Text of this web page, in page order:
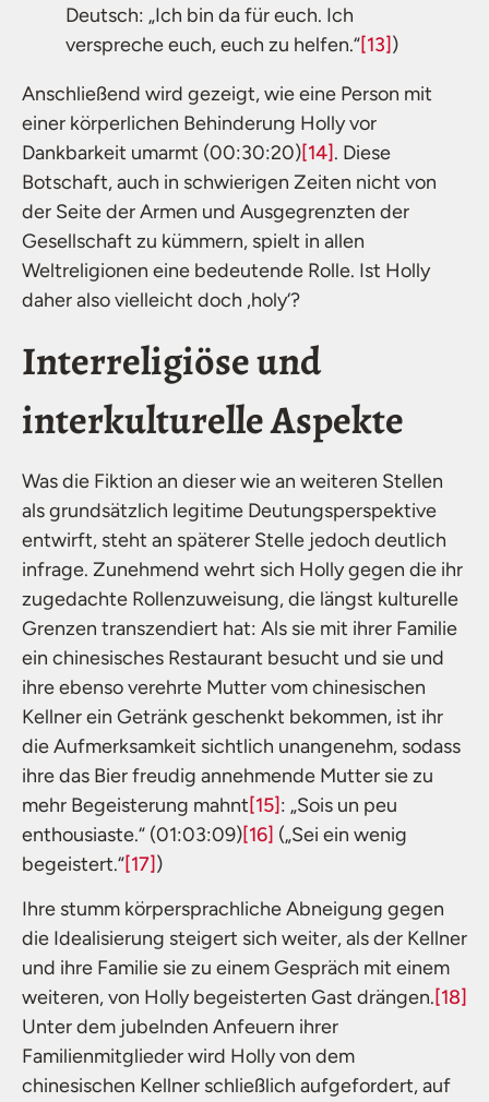
Deutsch: „Ich bin da für euch. Ich
verspreche euch, euch zu helfen.“[13])
Anschließend wird gezeigt, wie eine Person mit
einer körperlichen Behinderung Holly vor
Dankbarkeit umarmt (00:30:20)[14]. Diese
Botschaft, auch in schwierigen Zeiten nicht von
der Seite der Armen und Ausgegrenzten der
Gesellschaft zu kümmern, spielt in allen
Weltreligionen eine bedeutende Rolle. Ist Holly
daher also vielleicht doch ,holy‘?
Interreligiöse und
interkulturelle Aspekte
Was die Fiktion an dieser wie an weiteren Stellen
als grundsätzlich legitime Deutungsperspektive
entwirft, steht an späterer Stelle jedoch deutlich
infrage. Zunehmend wehrt sich Holly gegen die ihr
zugedachte Rollenzuweisung, die längst kulturelle
Grenzen transzendiert hat: Als sie mit ihrer Familie
ein chinesisches Restaurant besucht und sie und
ihre ebenso verehrte Mutter vom chinesischen
Kellner ein Getränk geschenkt bekommen, ist ihr
die Aufmerksamkeit sichtlich unangenehm, sodass
ihre das Bier freudig annehmende Mutter sie zu
mehr Begeisterung mahnt[15]: „Sois un peu
enthousiaste.“ (01:03:09)[16] („Sei ein wenig
begeistert.“[17])
Ihre stumm körpersprachliche Abneigung gegen
die Idealisierung steigert sich weiter, als der Kellner
und ihre Familie sie zu einem Gespräch mit einem
weiteren, von Holly begeisterten Gast drängen.[18]
Unter dem jubelnden Anfeuern ihrer
Familienmitglieder wird Holly von dem
chinesischen Kellner schließlich aufgefordert, auf